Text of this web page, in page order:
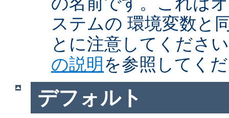
ステムの 環境変数と
とに注意してくださ
の説明 を参照してく
デフォルト